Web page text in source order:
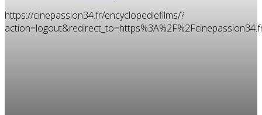
https://cinepassion34.fr/encyclopediefilms/?